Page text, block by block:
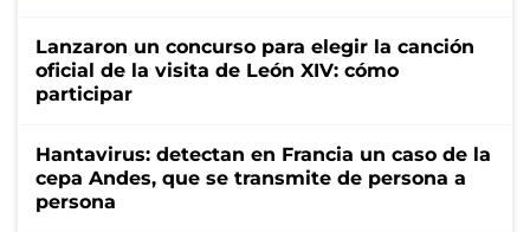
Lanzaron un concurso para elegir la canción
oficial de la visita de León XIV: cómo
participar
Hantavirus: detectan en Francia un caso de la
cepa Andes, que se transmite de persona a
persona